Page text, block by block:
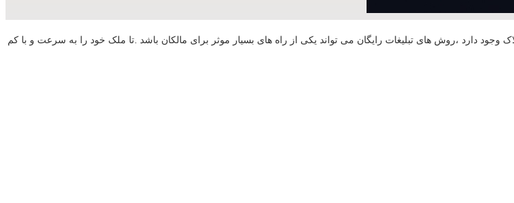
وجود دارد ،روش های تبلیغات رایگان می تواند یکی از راه های بسیار موثر برای مالکان باشد .تا ملک خود را به سرعت و با کم